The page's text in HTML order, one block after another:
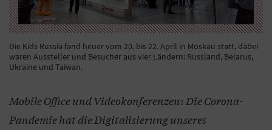
Die Kids Russia fand heuer vom 20. bis 22. April in Moskau statt, dabei
waren Aussteller und Besucher aus vier Ländern: Russland, Belarus,
Ukraine und Taiwan.
Mobile Office und Videokonferenzen: Die Corona-
Pandemie hat die Digitalisierung unseres